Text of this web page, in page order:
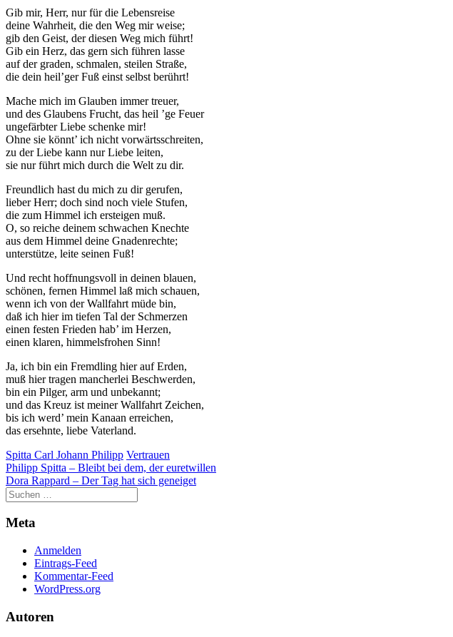
Gib mir, Herr, nur für die Lebensreise
deine Wahrheit, die den Weg mir weise;
gib den Geist, der diesen Weg mich führt!
Gib ein Herz, das gern sich führen lasse
auf der graden, schmalen, steilen Straße,
die dein heil’ger Fuß einst selbst berührt!
Mache mich im Glauben immer treuer,
und des Glaubens Frucht, das heil ’ge Feuer
ungefärbter Liebe schenke mir!
Ohne sie könnt’ ich nicht vorwärtsschreiten,
zu der Liebe kann nur Liebe leiten,
sie nur führt mich durch die Welt zu dir.
Freundlich hast du mich zu dir gerufen,
lieber Herr; doch sind noch viele Stufen,
die zum Himmel ich ersteigen muß.
O, so reiche deinem schwachen Knechte
aus dem Himmel deine Gnadenrechte;
unterstütze, leite seinen Fuß!
Und recht hoffnungsvoll in deinen blauen,
schönen, fernen Himmel laß mich schauen,
wenn ich von der Wallfahrt müde bin,
daß ich hier im tiefen Tal der Schmerzen
einen festen Frieden hab’ im Herzen,
einen klaren, himmelsfrohen Sinn!
Ja, ich bin ein Fremdling hier auf Erden,
muß hier tragen mancherlei Beschwerden,
bin ein Pilger, arm und unbekannt;
und das Kreuz ist meiner Wallfahrt Zeichen,
bis ich werd’ mein Kanaan erreichen,
das ersehnte, liebe Vaterland.
Spitta Carl Johann Philipp Vertrauen
Beitragsnavigation
Philipp Spitta – Bleibt bei dem, der euretwillen
Dora Rappard – Der Tag hat sich geneiget
Meta
Anmelden
Eintrags-Feed
Kommentar-Feed
WordPress.org
Autoren